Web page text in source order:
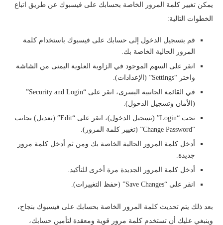
يمكن تغيير كلمة المرور الخاصة بحسابك على فيسبوك عن طريق اتباع
الخطوات التالية:
قم بتسجيل الدخول إلى حسابك على فيسبوك باستخدام كلمة
المرور الحالية الخاصة بك.
انقر على السهم الموجود في الزاوية العلوية اليمنى من الشاشة
واختر “Settings” (الإعدادات).
في القائمة الجانبية اليسرى، انقر على “Security and Login”
(الأمان وتسجيل الدخول).
تحت “Login” (تسجيل الدخول)، انقر على “Edit” (تعديل) بجانب
“Change Password” (تغيير كلمة المرور).
أدخل كلمة المرور الحالية الخاصة بك ومن ثم أدخل كلمة مرور
جديدة.
أدخل كلمة المرور الجديدة مرة أخرى للتأكيد.
انقر على “Save Changes” (حفظ التغييرات).
بعد ذلك يتم تحديث كلمة المرور الخاصة بحسابك على فيسبوك بنجاح،
وينبغي عليك أن تستخدم كلمة مرور قوية ومعقدة لتأمين حسابك،